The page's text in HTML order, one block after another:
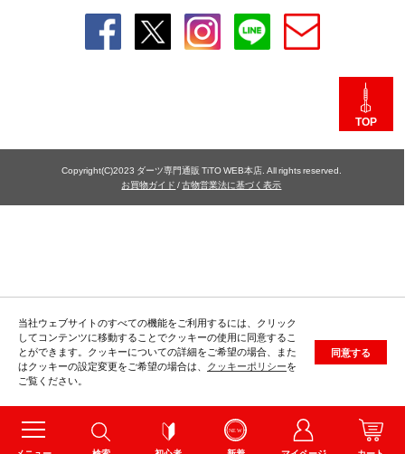
当社ウェブサイトのすべての機能をご利用するには、クリック
してコンテンツに移動することでクッキーの使用に同意するこ
とができます。クッキーについての詳細をご希望の場合、また
はクッキーの設定変更をご希望の場合は、 クッキーポリシーを
ご覧ください。
同意する
TOP
Copyright(C)2023 ダーツ専門通販 TiTO WEB本店. All rights reserved.
お買物ガイド /古物営業法に基づく表示